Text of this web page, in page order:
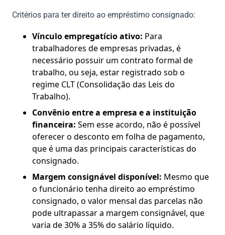
Critérios para ter direito ao empréstimo consignado:
Vínculo empregatício ativo: Para
trabalhadores de empresas privadas, é
necessário possuir um contrato formal de
trabalho, ou seja, estar registrado sob o
regime CLT (Consolidação das Leis do
Trabalho).
Convênio entre a empresa e a instituição
financeira: Sem esse acordo, não é possível
oferecer o desconto em folha de pagamento,
que é uma das principais características do
consignado.
Margem consignável disponível: Mesmo que
o funcionário tenha direito ao empréstimo
consignado, o valor mensal das parcelas não
pode ultrapassar a margem consignável, que
varia de 30% a 35% do salário líquido.